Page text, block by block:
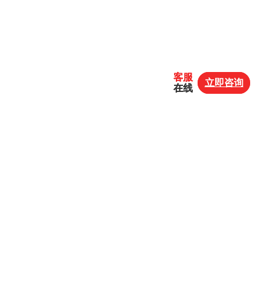
客服
在线
立即咨询
客服
在线
立即咨询